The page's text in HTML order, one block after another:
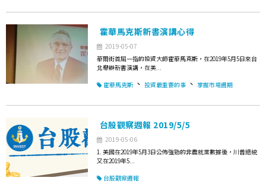
霍華馬克斯新書演講心得
2019-05-07
華爾街首屈一指的投資大師霍華馬克斯，在2019年5月5日來台
北舉辦新書演講，在美...
霍華馬克斯 、 投資最重要的事 、 掌握市場週期
台股觀察週報 2019/5/5
2019-05-06
1. 美國在2019年5月3日公佈強勁的非農就業數據後，川普總統
又在2019年5...
台股觀察週報